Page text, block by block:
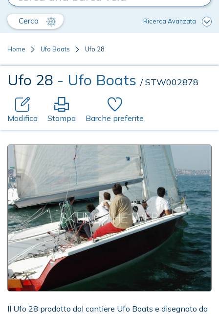
Cerca Ricerca Avanzata
Home Ufo Boats Ufo 28
Ufo 28 - Ufo Boats / STW002878
Modifica Stampa Barche preferite
Il Ufo 28 prodotto dal cantiere Ufo Boats e disegnato da